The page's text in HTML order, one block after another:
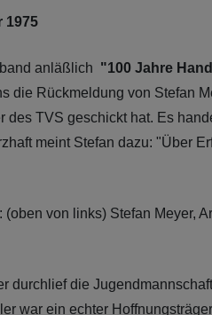
1975
anläßlich "100 Jahre
die Rückmeldung von Stefan
des TVS geschickt hat. Es
meint Stefan dazu: "Über
von links) Stefan Meyer,
durchlief die
war ein echter